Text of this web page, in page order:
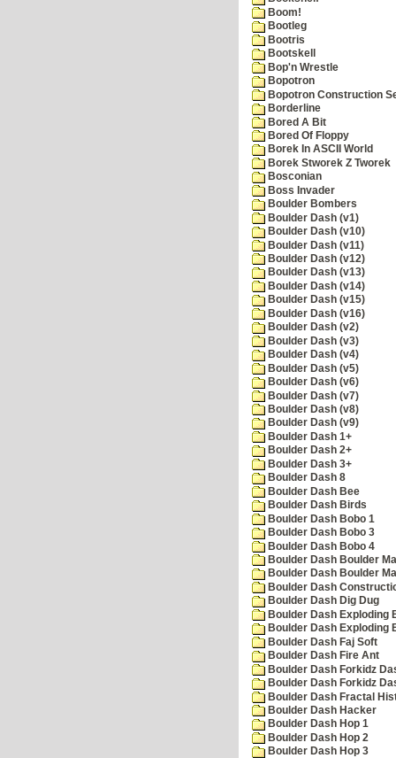
Boom!
Bootleg
Bootris
Bootskell
Bop'n Wrestle
Bopotron
Bopotron Construction
Borderline
Bored A Bit
Bored Of Floppy
Borek In ASCII World
Borek Stworek Z Tworek
Bosconian
Boss Invader
Boulder Bombers
Boulder Dash (v1)
Boulder Dash (v10)
Boulder Dash (v11)
Boulder Dash (v12)
Boulder Dash (v13)
Boulder Dash (v14)
Boulder Dash (v15)
Boulder Dash (v16)
Boulder Dash (v2)
Boulder Dash (v3)
Boulder Dash (v4)
Boulder Dash (v5)
Boulder Dash (v6)
Boulder Dash (v7)
Boulder Dash (v8)
Boulder Dash (v9)
Boulder Dash 1+
Boulder Dash 2+
Boulder Dash 3+
Boulder Dash 8
Boulder Dash Bee
Boulder Dash Birds
Boulder Dash Bobo 1
Boulder Dash Bobo 3
Boulder Dash Bobo 4
Boulder Dash Boulder
Boulder Dash Boulder
Boulder Dash
Boulder Dash Dig Dug
Boulder Dash Exploding
Boulder Dash Exploding
Boulder Dash Faj Soft
Boulder Dash Fire Ant
Boulder Dash Forkidz
Boulder Dash Forkidz
Boulder Dash Fractal
Boulder Dash Hacker
Boulder Dash Hop 1
Boulder Dash Hop 2
Boulder Dash Hop 3